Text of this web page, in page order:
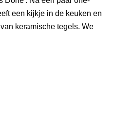
een kijkje in de keuken en
keramische tegels. We